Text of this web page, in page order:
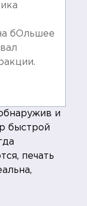
бОльшее
и
быстрой
печать